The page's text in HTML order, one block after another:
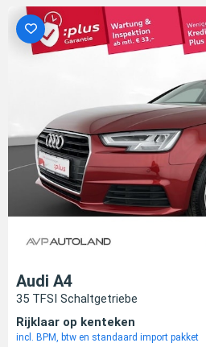
Audi A4
35 TFSI Schaltgetriebe
Rijklaar op kenteken
incl. BPM, btw en standaard import pakket